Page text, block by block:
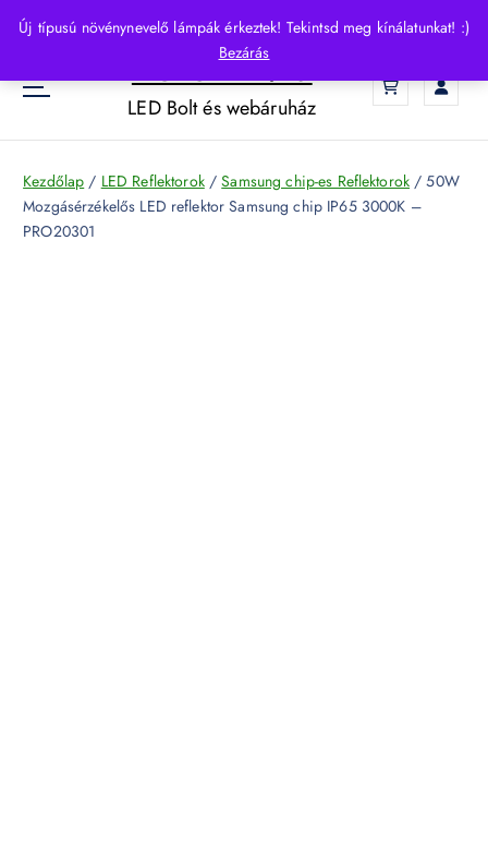
Új típusú növénynevelő lámpák érkeztek! Tekintsd meg kínálatunkat! :)
Bezárás
p
o
HelloLED.hu
LED Bolt és webáruház
Kezdőlap / LED Reflektorok/Samsung chip-es Reflektorok / 50W
Mozgásérzékelős LED reflektor Samsung chip IP65 3000K –
PRO20301